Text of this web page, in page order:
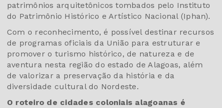
patrimônios arquitetônicos tombados pelo Instituto
do Patrimônio Histórico e Artístico Nacional (Iphan).
Com o reconhecimento, é possível destinar recursos
de programas oficiais da União para estruturar e
promover o turismo histórico, de natureza e de
aventura nesta região do estado de Alagoas, além
de valorizar a preservação da história e da
diversidade cultural do Nordeste.
O roteiro de cidades coloniais alagoanas é